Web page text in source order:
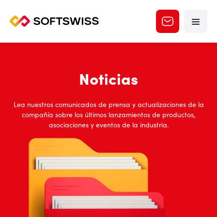
Noticias
Lea nuestros comunicados de prensa y actualizaciones de la
compañía sobre los últimos lanzamientos de productos,
asociaciones y eventos de la industria.